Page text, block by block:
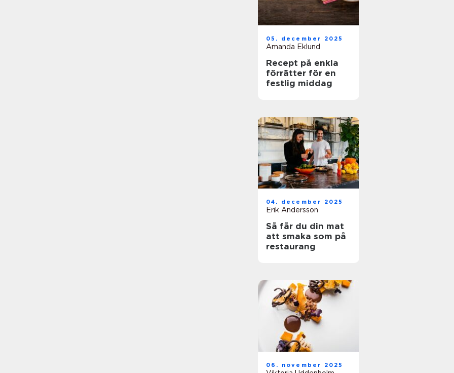
05. december 2025
Amanda Eklund
Recept på enkla
förrätter för en
festlig middag
04. december 2025
Erik Andersson
Så får du din mat
att smaka som på
restaurang
06. november 2025